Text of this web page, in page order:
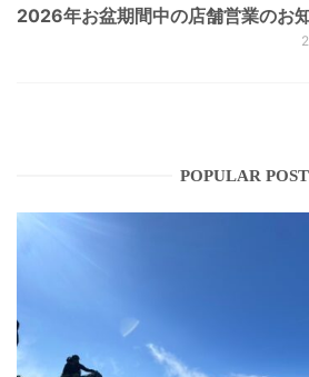
2026年お盆期間中の店舗営業のお
POPULAR